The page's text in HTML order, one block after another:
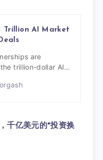
Trillion AI Market
are
trillion-dollar AI
by interconnected
千亿美元的"投资换